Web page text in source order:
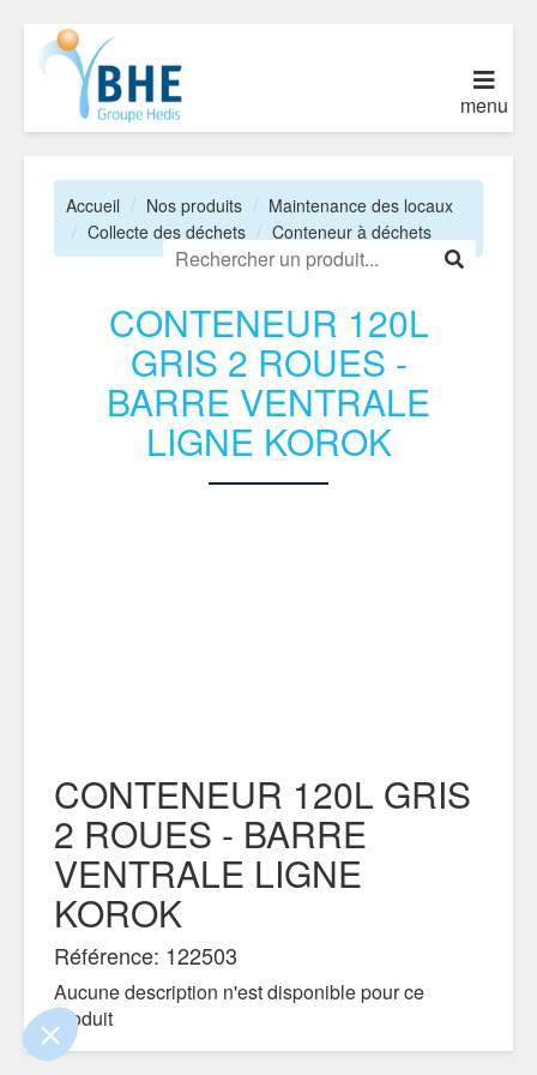
contenu de ce site vous intéresse
on aimerait bien vous accompagner
certifiés par
Je choisis OK pour moi
menu
Accueil Nos produits
Maintenance des locaux
Collecte des déchets
Conteneur à déchets
CONTENEUR 120L
GRIS 2 ROUES -
BARRE VENTRALE
LIGNE KOROK
CONTENEUR 120L GRIS
2 ROUES - BARRE
VENTRALE LIGNE
KOROK
Référence: 122503
Aucune description n'est disponible pour ce
produit